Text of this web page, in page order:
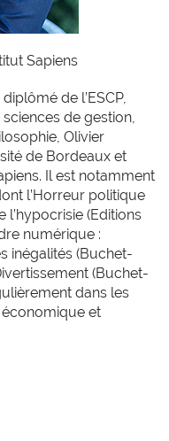
Sapiens
de l’ESCP,
de gestion,
Olivier
de Bordeaux et
Il est notamment
l’Horreur politique
l’hypocrisie (Editions
numérique :
inégalités (Buchet-
(Buchet-
dans les
et